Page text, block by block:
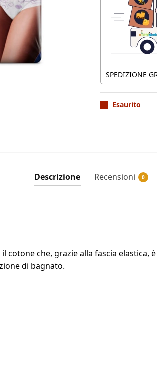
SPEDIZIONE
Esaurito
Descrizione Recensioni 0
che, grazie alla fascia elastica,
di bagnato.